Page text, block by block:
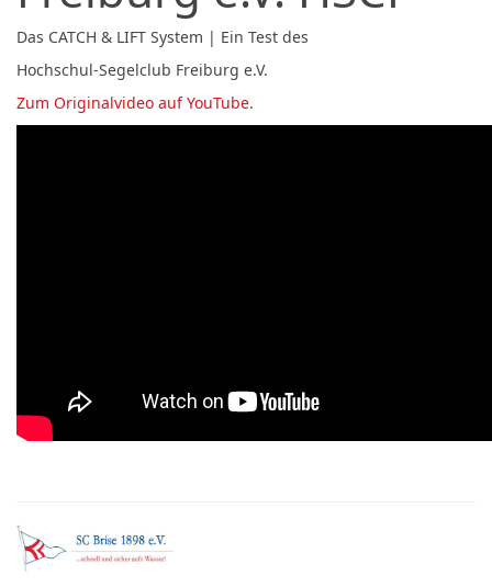
Das CATCH & LIFT System | Ein Test des
Hochschul-Segelclub Freiburg e.V.
Zum Originalvideo auf YouTube.